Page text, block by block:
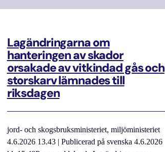
Lagändringarna om
hanteringen av skador
orsakade av vitkindad gås och
storskarv lämnades till
riksdagen
jord- och skogsbruksministeriet, miljöministeriet
4.6.2026 13.43 | Publicerad på svenska 4.6.2026